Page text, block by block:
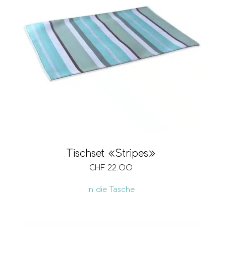
Tischset «Stripes»
CHF 22.00
In die Tasche